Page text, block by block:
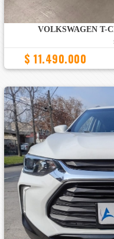
VOLKSWAGEN T-
$ 11.490.000